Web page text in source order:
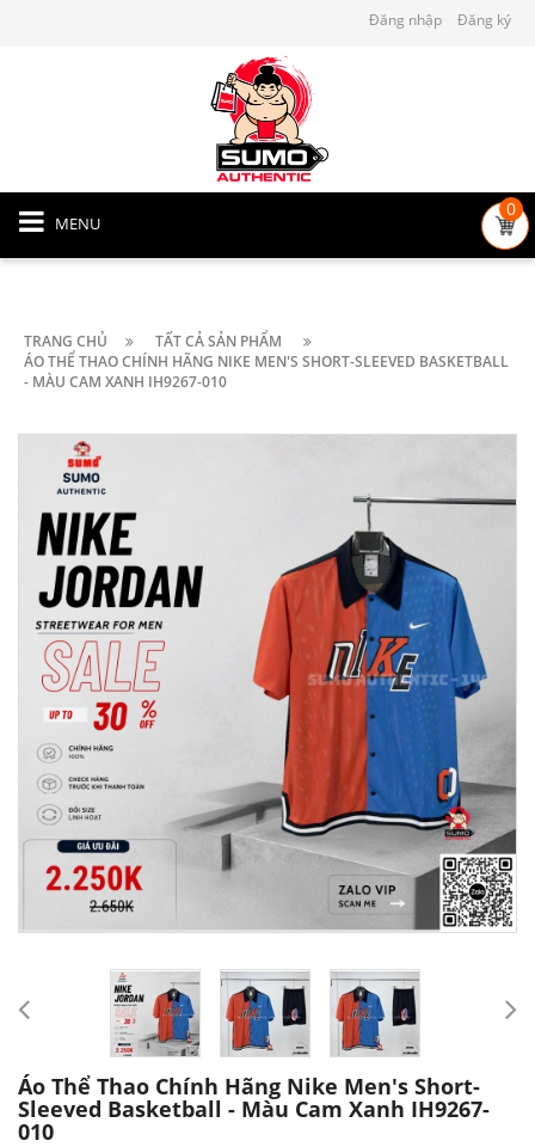
Đăng nhập Đăng ký
MENU
0
TRANG CHỦ
TẤT CẢ SẢN PHẨM
ÁO THỂ THAO CHÍNH HÃNG NIKE MEN'S SHORT-SLEEVED BASKETBALL
- MÀU CAM XANH IH9267-010
Áo Thể Thao Chính Hãng Nike Men's Short-
Sleeved Basketball - Màu Cam Xanh IH9267-
010